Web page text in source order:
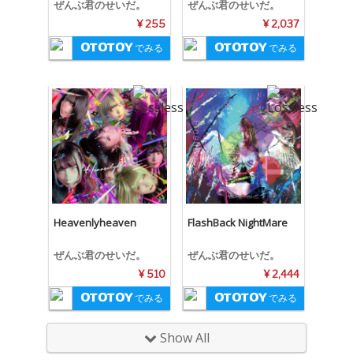
ぜんぶ君のせいだ。
¥ 255
でみる
ぜんぶ君のせいだ。
¥ 2,037
でみる
Heavenlyheaven
ぜんぶ君のせいだ。
¥ 510
でみる
FlashBack NightMare
ぜんぶ君のせいだ。
¥ 2,444
でみる
Show All